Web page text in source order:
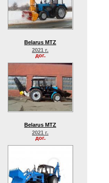
Belarus MTZ
2021 г.
дог.
Belarus MTZ
2021 г.
дог.